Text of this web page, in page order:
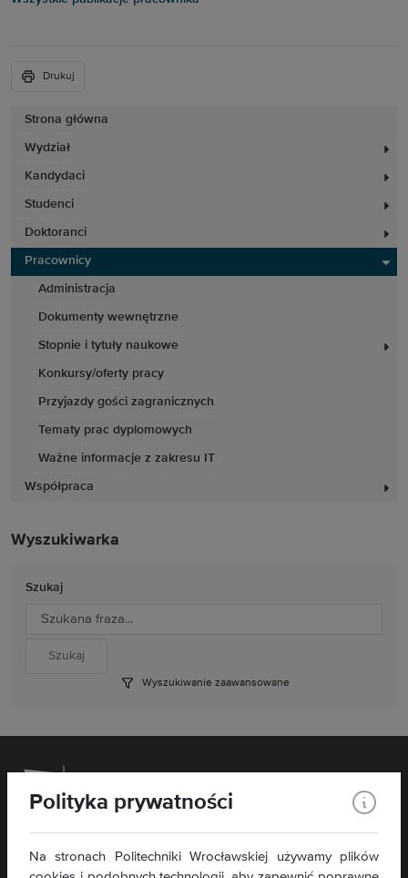
Strona główna
Wydział
Kandydaci
Studenci
Doktoranci
Pracownicy
Administracja
Dokumenty wewnętrzne
Stopnie i tytuły naukowe
Konkursy/oferty pracy
Przyjazdy gości zagranicznych
Tematy prac dyplomowych
Ważne informacje z zakresu IT
Współpraca
Wyszukiwarka
Szukaj
Wyszukiwanie zaawansowane
Drukuj
Wydział Chemiczny
Polityka prywatności
Na stronach Politechniki Wrocławskiej używamy plików